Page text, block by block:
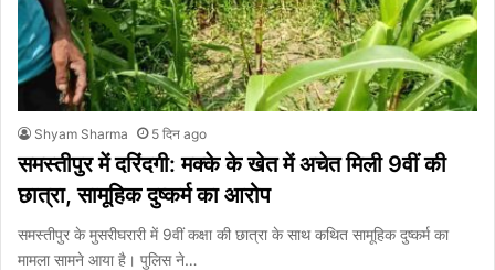
Shyam Sharma 5 दिन ago
समस्तीपुर में दरिंदगी: मक्के के खेत में अचेत मिली 9वीं की
छात्रा, सामूहिक दुष्कर्म का आरोप
समस्तीपुर के मुसरीघरारी में 9वीं कक्षा की छात्रा के साथ कथित सामूहिक दुष्कर्म का
मामला सामने आया है। पुलिस ने…